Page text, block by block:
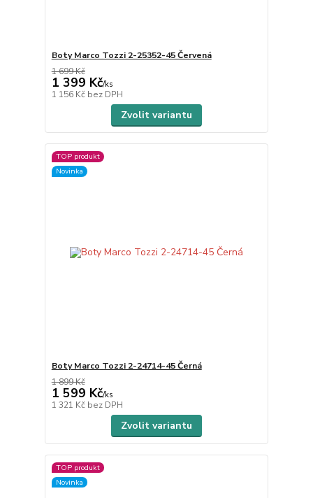
Boty Marco Tozzi 2-25352-45 Červená
1 699 Kč
1 399 Kč/ks
1 156 Kč bez DPH
Zvolit variantu
TOP produkt
Novinka
Boty Marco Tozzi 2-24714-45 Černá
1 899 Kč
1 599 Kč/ks
1 321 Kč bez DPH
Zvolit variantu
TOP produkt
Novinka